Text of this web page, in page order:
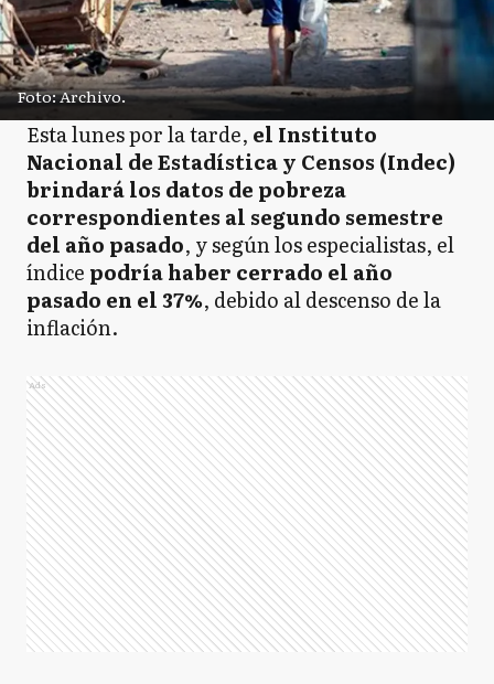
Foto: Archivo.
Esta lunes por la tarde, el Instituto
Nacional de Estadística y Censos (Indec)
brindará los datos de pobreza
correspondientes al segundo semestre
del año pasado, y según los especialistas, el
índice podría haber cerrado el año
pasado en el 37%, debido al descenso de la
inflación.
Ads